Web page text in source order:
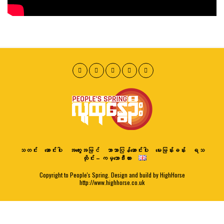
သတင်း ဆောင်းပါး အတွေးအမြင် ဘာသာပြန်ဆောင်းပါး မေးမြန်းခန်း
ရသ
ထိုင်း – ကမ္ဘောဒီးယား
Copyright to People's Spring. Design and build by HighHorse
http://www.highhorse.co.uk